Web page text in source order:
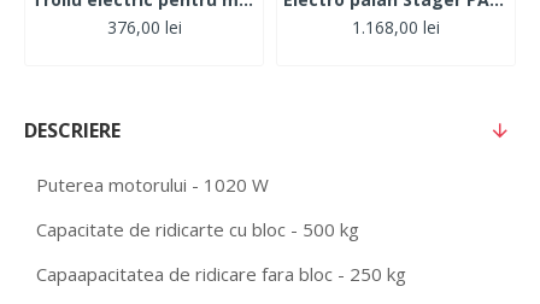
376,00 lei
1.168,00 lei
DESCRIERE
Puterea motorului - 1020 W
Capacitate de ridicarte cu bloc - 500 kg
Capaapacitatea de ridicare fara bloc - 250 kg